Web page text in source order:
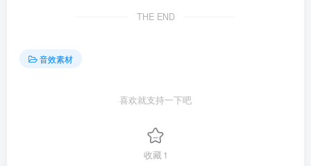
THE END
音效素材
喜欢就支持一下吧
收藏1